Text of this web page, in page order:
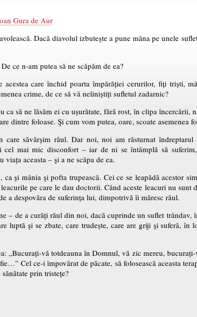
Gura de Aur
Dacă diavolul izbutește a pune mâna pe unele
ce n-am putea să ne scăpăm de ea?
acestea care închid poarta împărăției cerurilor, fiți triști,
crime, de ce să vă neliniștiți sufletul zadarnic?
să ne lăsăm ei cu ușurătate, fără rost, în clipa încercării,
dintre foloase. Şi cum vom putea, oare, scoate asemenea
săvârșim răul. Dar noi, noi am răsturnat îndreptarul
mai mic disconfort – iar de ni se întâmplă să
aceasta – şi a ne scăpa de ea.
şi mânia şi pofta trupească. Cei ce se leapădă acestor
pe care le dau doctorii. Când aceste leacuri nu sunt
a despovăra de suferința lui, dimpotrivă îi măresc răul.
– de a curăți răul din noi, dacă cuprinde un suflet trândav,
luptă şi se zbate, care trudește, care are griji şi suferă, în
„Bucurați-vă totdeauna în Domnul, vă zic mereu,
Cel ce-i împovărat de păcate, să folosească aceasta
prin tristețe?